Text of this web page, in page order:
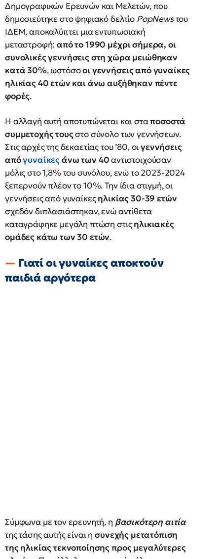
Δημογραφικών Ερευνών και Μελετών, που
δημοσιεύτηκε στο ψηφιακό δελτίο PopNewsτου
ΙΔΕΜ, αποκαλύπτει μια εντυπωσιακή
μεταστροφή: από το 1990 μέχρι σήμερα, οι
συνολικές γεννήσεις στη χώρα μειώθηκαν
κατά 30%, ωστόσοοι γεννήσεις από γυναίκες
ηλικίας 40 ετών και άνω αυξήθηκαν πέντε
φορές.
Η αλλαγή αυτή αποτυπώνεται και σταποσοστά
συμμετοχής τουςστο σύνολο των γεννήσεων.
Στις αρχές της δεκαετίας του ’80, οιγεννήσεις
απόγυναίκεςάνω των 40αντιστοιχούσαν
μόλις στο 1,8% του συνόλου, ενώ το 2023-2024
ξεπερνούν πλέον το 10%. Την ίδια στιγμή, οι
γεννήσεις από γυναίκεςηλικίας 30-39 ετών
σχεδόν διπλασιάστηκαν, ενώ αντίθετα
καταγράφηκε μεγάλη πτώση στιςηλικιακές
ομάδες κάτω των 30 ετών.
Γιατί οι γυναίκες αποκτούν
παιδιά αργότερα
Σύμφωνα με τον ερευνητή, η βασικότερη αιτία
της τάσης αυτής είναι ησυνεχής μετατόπιση
της ηλικίας τεκνοποίησης προς μεγαλύτερες